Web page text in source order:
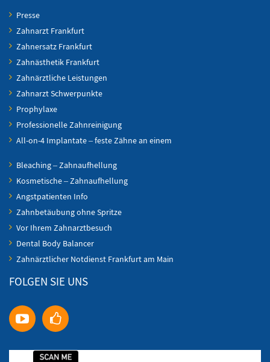
Presse
Zahnarzt Frankfurt
Zahnersatz Frankfurt
Zahnästhetik Frankfurt
Zahnärztliche Leistungen
Zahnarzt Schwerpunkte
Prophylaxe
Professionelle Zahnreinigung
All-on-4 Implantate – feste Zähne an einem
Bleaching – Zahnaufhellung
Kosmetische – Zahnaufhellung
Angstpatienten Info
Zahnbetäubung ohne Spritze
Vor Ihrem Zahnarztbesuch
Dental Body Balancer
Zahnärztlicher Notdienst Frankfurt am Main
FOLGEN SIE UNS